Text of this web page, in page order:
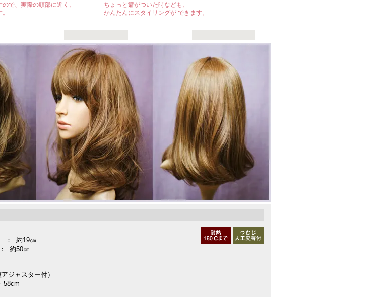
で、実際の頭部に近く、
ちょっと癖がついた時なども、
かんたんにスタイリングが できます。
： 約19㎝
約50㎝
ジャスター付）
58cm